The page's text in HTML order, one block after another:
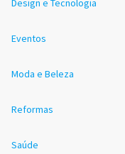
Design e Tecnologia
Eventos
Moda e Beleza
Reformas
Saúde